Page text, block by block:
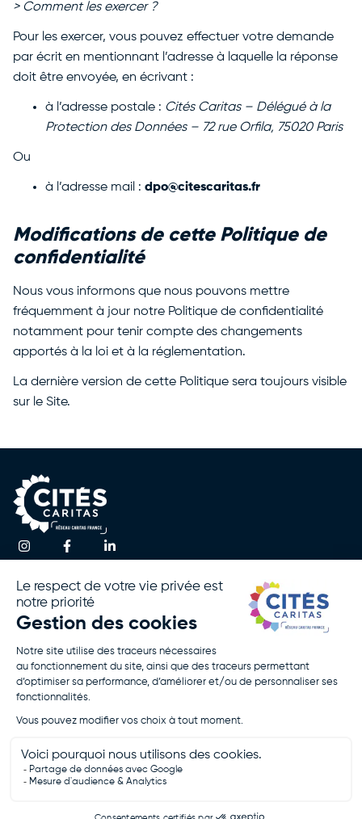
> Comment les exercer ?
Pour les exercer, vous pouvez effectuer votre demande
par écrit en mentionnant l’adresse à laquelle la réponse
doit être envoyée, en écrivant :
à l’adresse postale : Cités Caritas – Délégué à la
Protection des Données – 72 rue Orfila, 75020 Paris
Ou
à l’adresse mail : dpo@citescaritas.fr
Modifications de cette Politique de
confidentialité
Nous vous informons que nous pouvons mettre
fréquemment à jour notre Politique de confidentialité
notamment pour tenir compte des changements
apportés à la loi et à la réglementation.
La dernière version de cette Politique sera toujours visible
sur le Site.
Notre
Association
Activités
Agir Avec
Nous
Rejoignez-
Je Fais Un
Don
Presse
D’activité
Politique De
Mentions
Contactez-nous
!